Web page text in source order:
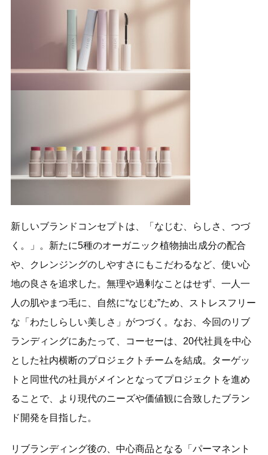
新しいブランドコンセプトは、「なじむ、らしさ、つづ
く。」。新たに5種のオーガニック植物抽出成分の配合
や、クレンジングのしやすさにもこだわるなど、使い心
地の良さを追求した。無理や過剰なことはせず、一人一
人の肌やまつ毛に、自然に“なじむ”ため、ストレスフリー
な「わたしらしい美しさ」がつづく。なお、今回のリブ
ランディングにあたって、コーセーは、20代社員を中心
とした社内横断のプロジェクトチームを結成。ターゲッ
トと同世代の社員がメインとなってプロジェクトを進め
ることで、より現代のニーズや価値観に合致したブラン
ド開発を目指した。
リブランディング後の、中心商品となる「パーマネント